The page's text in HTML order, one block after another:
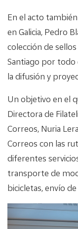
En el acto
en Galicia, Pedro
colección de
Santiago por todo
la difusión y
Un objetivo en el
Directora de
Correos, Nuria
Correos con las
diferentes
transporte de
bicicletas, envío